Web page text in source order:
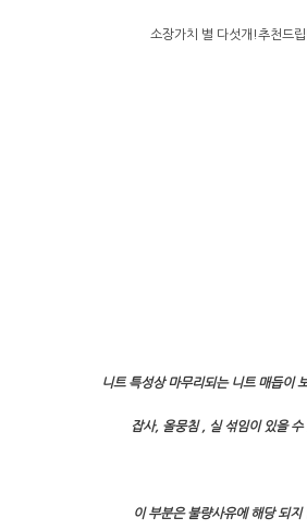
소장가치 별 다섯개!추천드립
니트 특성상 마무리되는 니트 매듭이
잡사, 올뭉침 , 실 섞임이 있을
이 부분은 불량사유에 해당 되지